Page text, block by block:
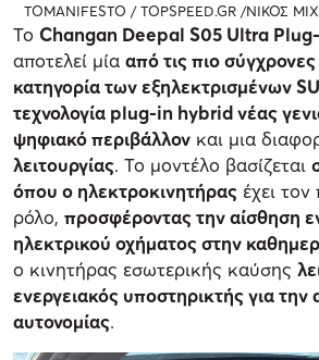
TOMANIFESTO / TOPSPEED.GR /ΝΙΚΟΣ
Το Changan Deepal S05 Ultra
αποτελεί μία από τις πιο
κατηγορία των εξηλεκτρισμένων
τεχνολογία plug-in hybrid νέας
ψηφιακό περιβάλλον και μια
λειτουργίας. Το μοντέλο βασίζεται
όπου ο ηλεκτροκινητήρας έχει
ρόλο, προσφέροντας την αίσθηση
ηλεκτρικού οχήματος στην
ο κινητήρας εσωτερικής καύσης
ενεργειακός υποστηρικτής για την
αυτονομίας.